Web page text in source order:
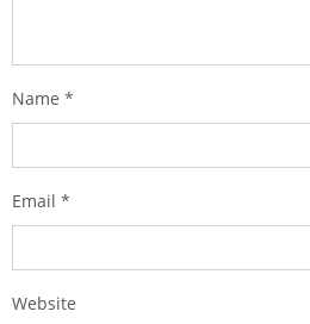
Name *
Email *
Website